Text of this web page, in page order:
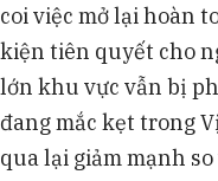
coi việc mở lại hoàn
kiện tiên quyết cho
lớn khu vực vẫn bị
đang mắc kẹt trong
qua lại giảm mạnh